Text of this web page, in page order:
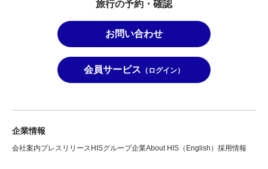
旅行の予約・確認
お問い合わせ
会員サービス （ログイン）
企業情報
会社案内プレスリリース HISグループ企業About HIS（English） 採用情報